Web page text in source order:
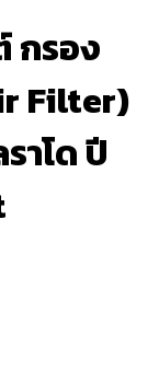
กรอง
Filter)
าโด ปี